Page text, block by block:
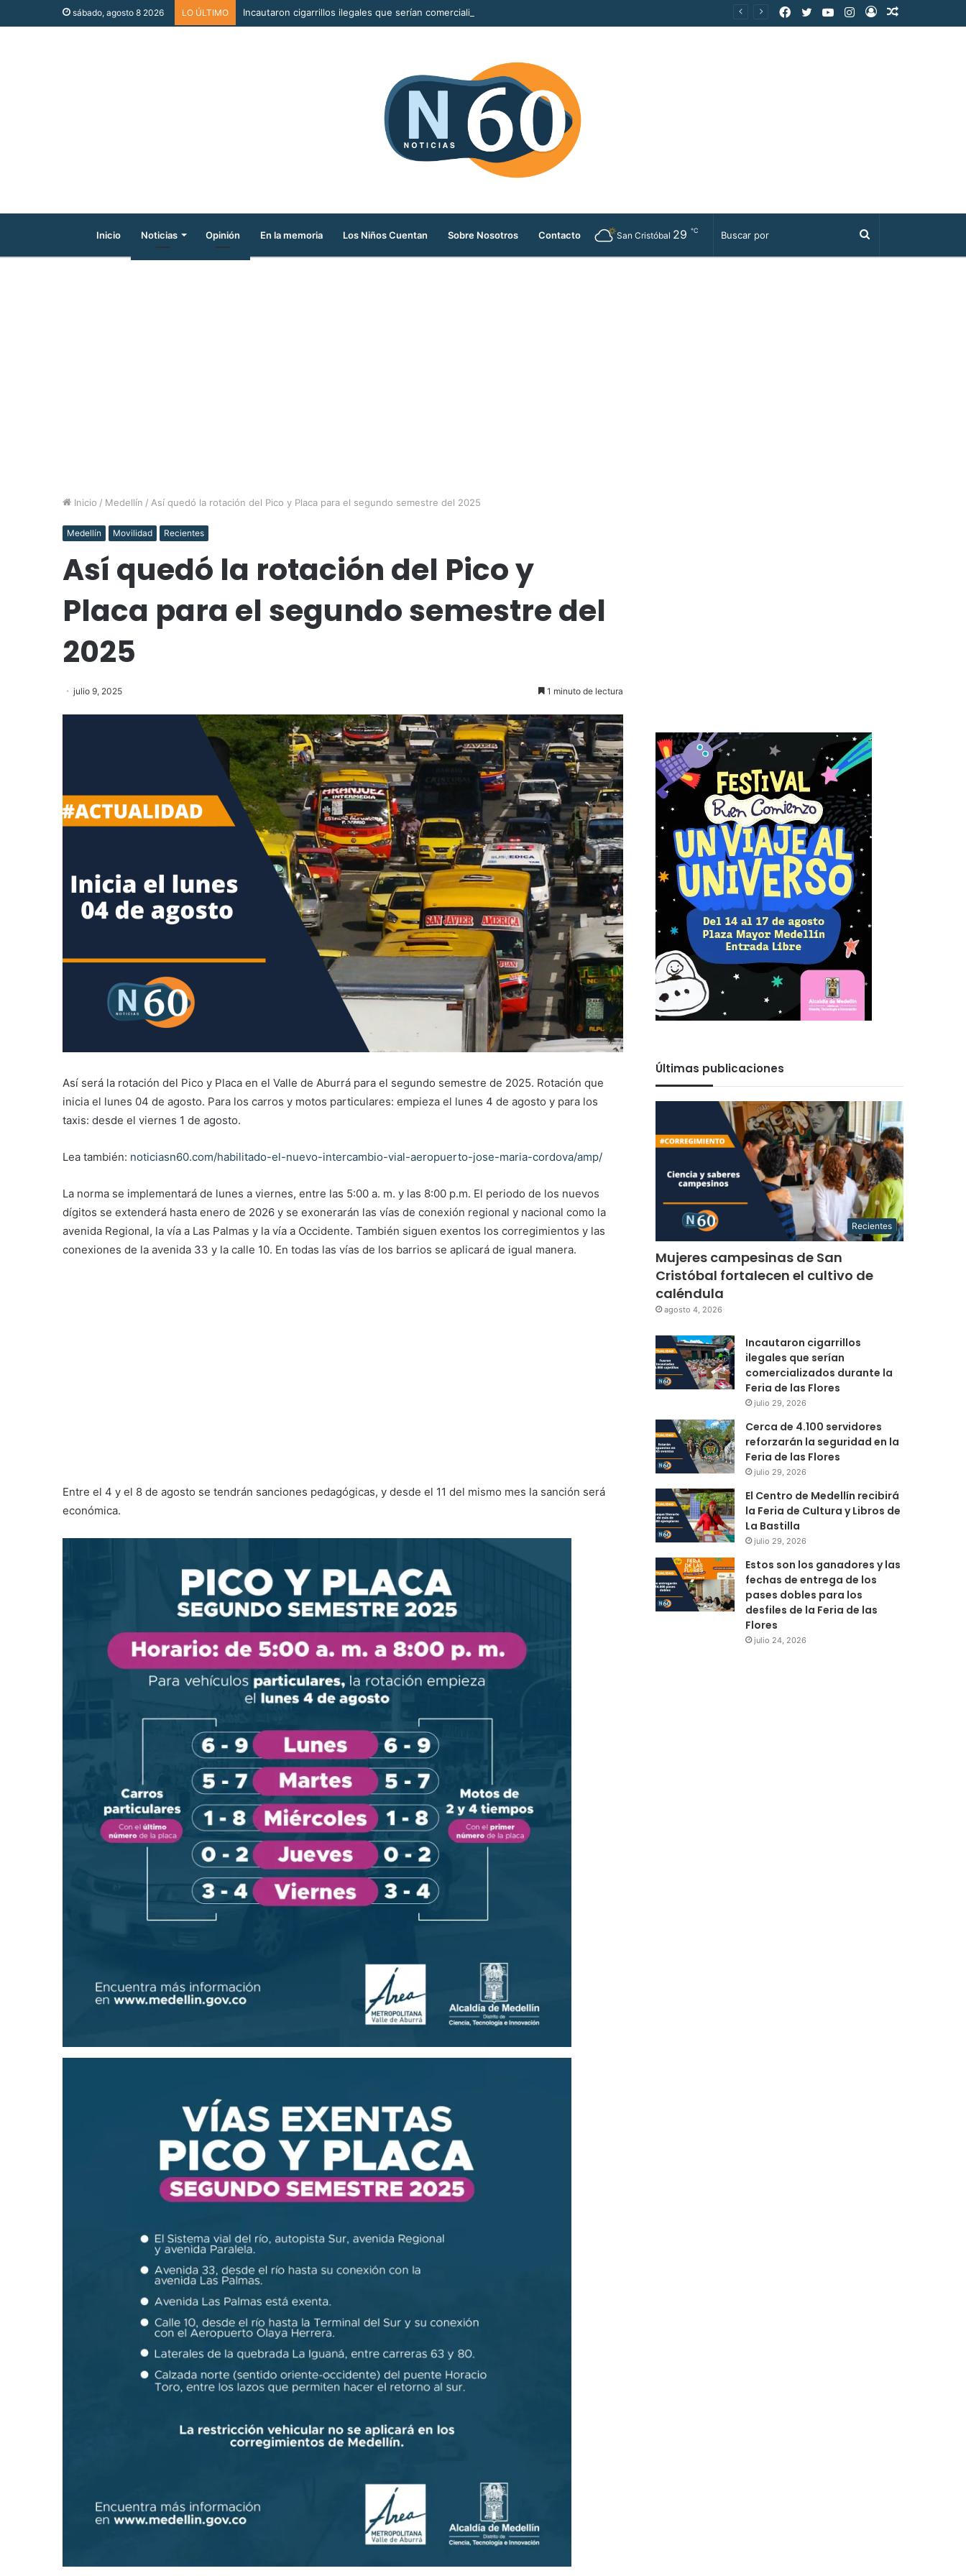
sábado, agosto 8 2026 LO ÚLTIMO Incautaron cigarrillos ilegales que serían comercializados durante la Feria de las Flores
Publicación
Acceso
Instagram
YouTube
Twitter
Facebook
Inicio Noticias Opinión En la memoria Los Niños Cuentan Sobre Nosotros Contacto Buscar
San Cristóbal 29 ℃
Inicio / Medellín / Así quedó la rotación del Pico y Placa para el segundo semestre del 2025
Medellín Movilidad Recientes
Así quedó la rotación del Pico y
Placa para el segundo semestre del
2025
julio 9, 2025 1 minuto de lectura
Así será la rotación del Pico y Placa en el Valle de Aburrá para el segundo semestre de 2025. Rotación que
inicia el lunes 04 de agosto. Para los carros y motos particulares: empieza el lunes 4 de agosto y para los
taxis: desde el viernes 1 de agosto.
Lea también: noticiasn60.com/habilitado-el-nuevo-intercambio-vial-aeropuerto-jose-maria-cordova/amp/
La norma se implementará de lunes a viernes, entre las 5:00 a. m. y las 8:00 p.m. El periodo de los nuevos
dígitos se extenderá hasta enero de 2026 y se exonerarán las vías de conexión regional y nacional como la
avenida Regional, la vía a Las Palmas y la vía a Occidente. También siguen exentos los corregimientos y las
conexiones de la avenida 33 y la calle 10. En todas las vías de los barrios se aplicará de igual manera.
Entre el 4 y el 8 de agosto se tendrán sanciones pedagógicas, y desde el 11 del mismo mes la sanción será
económica.
Últimas publicaciones
Recientes
Mujeres campesinas de San
Cristóbal fortalecen el cultivo de
caléndula
agosto 4, 2026
Incautaron cigarrillos
ilegales que serían
comercializados durante la
Feria de las Flores
julio 29, 2026
Cerca de 4.100 servidores
reforzarán la seguridad en la
Feria de las Flores
julio 29, 2026
El Centro de Medellín recibirá
la Feria de Cultura y Libros de
La Bastilla
julio 29, 2026
Estos son los ganadores y las
fechas de entrega de los
pases dobles para los
desfiles de la Feria de las
Flores
julio 24, 2026